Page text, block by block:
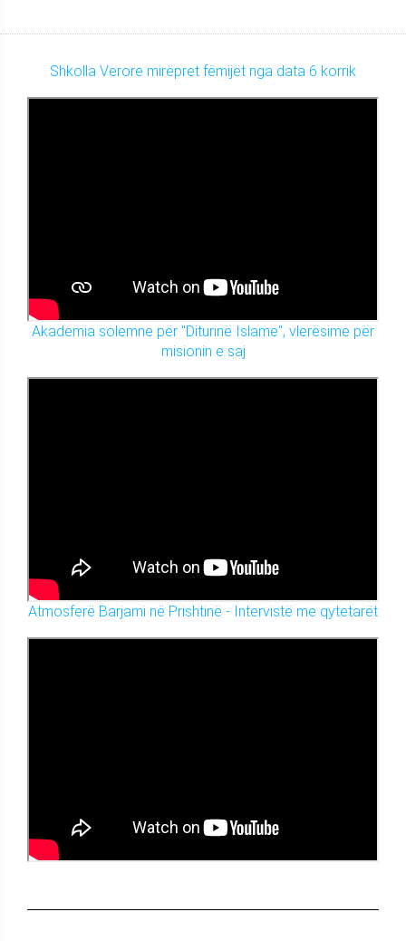
Shkolla Verore mirëpret fëmijët nga data 6 korrik
Akademia solemne për "Diturinë Islame", vlerësime për
misionin e saj
Atmosferë Barjami në Prishtinë - Intervistë me qytetarët